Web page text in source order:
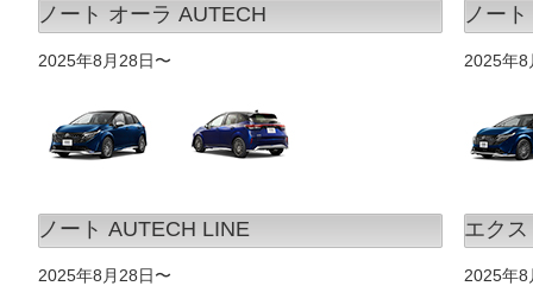
ノート オーラ AUTECH
2025年8月28日〜
ノー
2025年8
ノート AUTECH LINE
2025年8月28日〜
エク
2025年8